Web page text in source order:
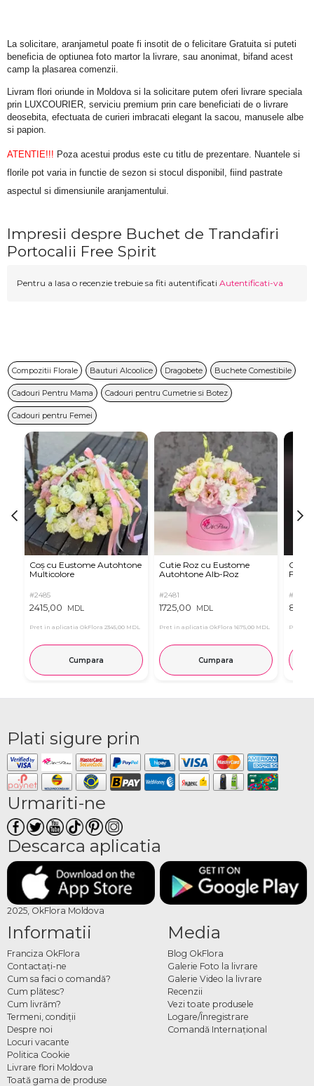
La solicitare, aranjametul poate fi insotit de o felicitare Gratuita si puteti
beneficia de optiunea foto martor la livrare, sau anonimat, bifand acest
camp la plasarea comenzii.
Livram flori oriunde in Moldova si la solicitare putem oferi livrare speciala
prin LUXCOURIER, serviciu premium prin care beneficiati de o livrare
deosebita, efectuata de curieri imbracati elegant la sacou, manusele albe
si papion.
ATENTIE!!! Poza acestui produs este cu titlu de prezentare. Nuantele si
florile pot varia in functie de sezon si stocul disponibil, fiind pastrate
aspectul si dimensiunile aranjamentului.
Impresii despre Buchet de Trandafiri
Portocalii Free Spirit
Pentru a lasa o recenzie trebuie sa fiti autentificati Autentificati-va
Compozitii Florale Bauturi Alcoolice Dragobete Buchete Comestibile
Cadouri Pentru Mama Cadouri pentru Cumetrie si Botez
Cadouri pentru Femei
Coș cu Eustome Autohtone
Multicolore
#2485
2415,00 MDL
Pret in aplicatia OkFlora 2345,00 MDL
Cumpara
Cutie Roz cu Eustome
Autohtone Alb-Roz
#2481
1725,00 MDL
Pret in aplicatia OkFlora 1675,00 MDL
Cumpara
Cutie
#2854
Pret in
Plati sigure prin
Urmariti-ne
Descarca aplicatia
2025, OkFlora Moldova
Informatii
Franciza OkFlora
Contactaţi-ne
Cum sa faci o comandă?
Cum plătesc?
Cum livrăm?
Termeni, condiţii
Despre noi
Locuri vacante
Politica Cookie
Livrare flori Moldova
Toată gama de produse
Media
Blog OkFlora
Galerie Foto la livrare
Galerie Video la livrare
Recenzii
Vezi toate produsele
Logare/Înregistrare
Comandă Internațional